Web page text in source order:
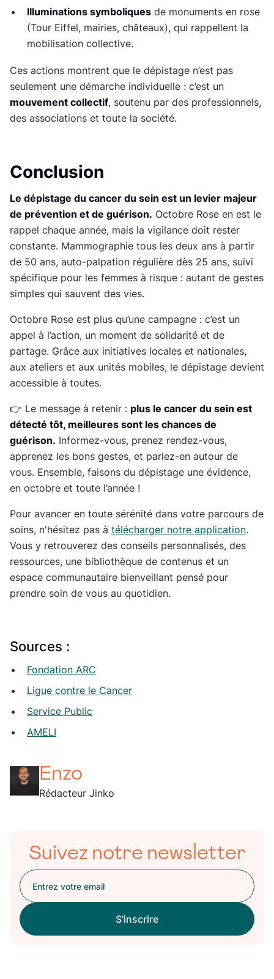
Illuminations symboliques de monuments en rose
(Tour Eiffel, mairies, châteaux), qui rappellent la
mobilisation collective.
Ces actions montrent que le dépistage n’est pas
seulement une démarche individuelle : c’est un
mouvement collectif, soutenu par des professionnels,
des associations et toute la société.
Conclusion
Le dépistage du cancer du sein est un levier majeur
de prévention et de guérison. Octobre Rose en est le
rappel chaque année, mais la vigilance doit rester
constante. Mammographie tous les deux ans à partir
de 50 ans, auto-palpation régulière dès 25 ans, suivi
spécifique pour les femmes à risque : autant de gestes
simples qui sauvent des vies.
Octobre Rose est plus qu’une campagne : c’est un
appel à l’action, un moment de solidarité et de
partage. Grâce aux initiatives locales et nationales,
aux ateliers et aux unités mobiles, le dépistage devient
accessible à toutes.
👉 Le message à retenir : plus le cancer du sein est
détecté tôt, meilleures sont les chances de
guérison. Informez-vous, prenez rendez-vous,
apprenez les bons gestes, et parlez-en autour de
vous. Ensemble, faisons du dépistage une évidence,
en octobre et toute l’année !
Pour avancer en toute sérénité dans votre parcours de
soins, n'hésitez pas à télécharger notre application.
Vous y retrouverez des conseils personnalisés, des
ressources, une bibliothèque de contenus et un
espace communautaire bienveillant pensé pour
prendre soin de vous au quotidien.
Sources :
Fondation ARC
Ligue contre le Cancer
Service Public
AMELI
Enzo
Rédacteur Jinko
Suivez notre newsletter